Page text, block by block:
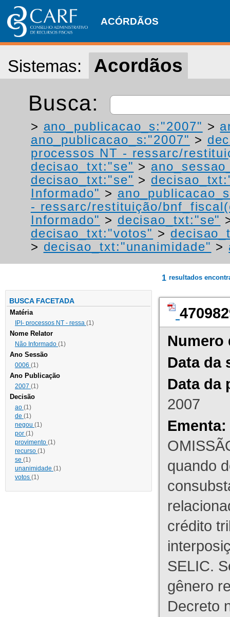
ACÓRDÃOS
Sistemas: Acordãos
Busca:
> ano_publicacao_s:"2007" >
ano_publicacao_s:"2007" >
processos NT - ressarc/
decisao_txt:"se" >
decisao_txt:"se" >
Informado" >
- ressarc/restituição/
Informado" > decisao_txt:"se"
decisao_txt:"votos" >
> decisao_txt:"unanimidade" >
BUSCA FACETADA
Matéria
IPI- processos NT - ressa (1)
Nome Relator
Não Informado (1)
Ano Sessão
0006 (1)
Ano Publicação
2007 (1)
Decisão
ao (1)
de (1)
negou (1)
por (1)
provimento (1)
recurso (1)
se (1)
unanimidade (1)
votos (1)
1 resultados
Numero
Data da
Data da
2007
Ementa:
quando
crédito
SELIC.
gênero
Decreto